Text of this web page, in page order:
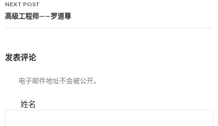
NEXT POST
高级工程师——罗道尊
发表评论
电子邮件地址不会被公开。
姓名